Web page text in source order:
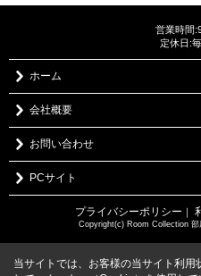
営業時間
定休日:
ホーム
会社概要
お問い合わせ
PCサイト
プライバシーポリシー
Copyright(c) Room Collection
当サイトでは、お客様の当サイト利用